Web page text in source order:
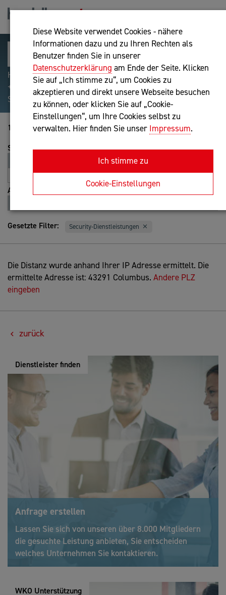
Diese Website verwendet Cookies - nähere
Informationen dazu und zu Ihren Rechten als
Benutzer finden Sie in unserer
Datenschutzerklärung am Ende der Seite. Klicken
Sie auf „Ich stimme zu“, um Cookies zu
akzeptieren und direkt unsere Webseite besuchen
zu können, oder klicken Sie auf „Cookie-
Einstellungen“, um Ihre Cookies selbst zu
verwalten. Hier finden Sie unser Impressum.
Ich stimme zu
Cookie-Einstellungen
Hilfreiche Suchparameter: Begriff einschließen:
+webshop, Begriff ausschließen: -webshop, Exakter
Suchbegriff: "internet of things"
181-179 von 179
Sortierung
Entfernung
A-Z
Z-A
Ansicht
Gesetzte Filter: Security-Dienstleistungen
Die Distanz wurde anhand Ihrer IP Adresse ermittelt. Die
ermittelte Adresse ist: 43291 Columbus. Andere PLZ
eingeben
zurück
Dienstleister finden
Anfrage erstellen
Lassen Sie sich von unseren über 8.000 Mitgliedern
die gesuchte Leistung anbieten, Sie entscheiden
welches Unternehmen Sie kontaktieren.
WKO Unterstützung